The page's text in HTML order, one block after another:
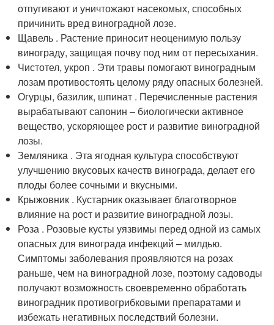
отпугивают и уничтожают насекомых, способных
причинить вред виноградной лозе.
Щавель . Растение приносит неоценимую пользу
винограду, защищая почву под ним от пересыхания.
Чистотел, укроп . Эти травы помогают виноградным
лозам противостоять целому ряду опасных болезней.
Огурцы, базилик, шпинат . Перечисленные растения
вырабатывают сапонин – биологически активное
вещество, ускоряющее рост и развитие виноградной
лозы.
Земляника . Эта ягодная культура способствуют
улучшению вкусовых качеств винограда, делает его
плоды более сочными и вкусными.
Крыжовник . Кустарник оказывает благотворное
влияние на рост и развитие виноградной лозы.
Роза . Розовые кусты уязвимы перед одной из самых
опасных для винограда инфекций – милдью.
Симптомы заболевания проявляются на розах
раньше, чем на виноградной лозе, поэтому садоводы
получают возможность своевременно обработать
виноградник противогрибковыми препаратами и
избежать негативных последствий болезни.